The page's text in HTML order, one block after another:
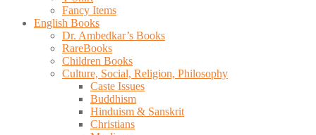
Fancy Items
English Books
Dr. Ambedkar’s Books
RareBooks
Children Books
Culture, Social, Religion, Philosophy
Caste Issues
Buddhism
Hinduism & Sanskrit
Christians